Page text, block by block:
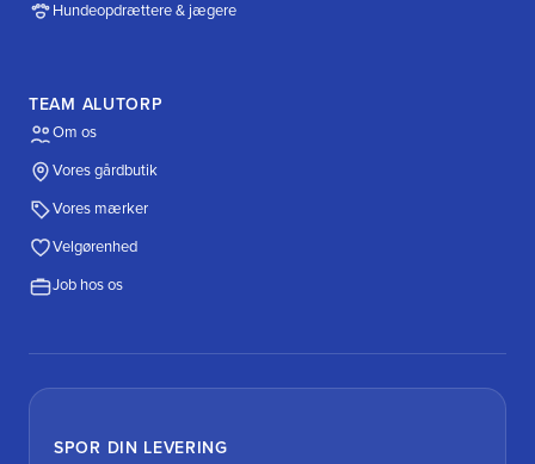
Hundeopdrættere & jægere
TEAM ALUTORP
Om os
Vores gårdbutik
Vores mærker
Velgørenhed
Job hos os
SPOR DIN LEVERING